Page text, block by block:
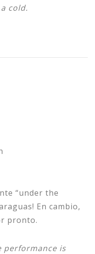
cold.
“under the
En cambio,
pronto.
performance is